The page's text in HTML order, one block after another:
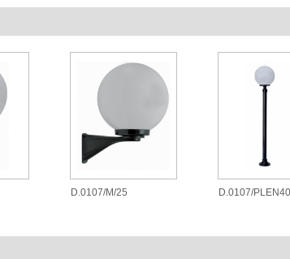
D.0107/M/25 D.0107/